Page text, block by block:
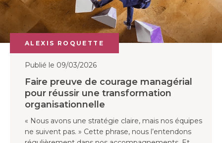
ALEXIS ROQUETTE
Publié le 09/03/2026
Faire preuve de courage managérial
pour réussir une transformation
organisationnelle
« Nous avons une stratégie claire, mais nos équipes
ne suivent pas. » Cette phrase, nous l’entendons